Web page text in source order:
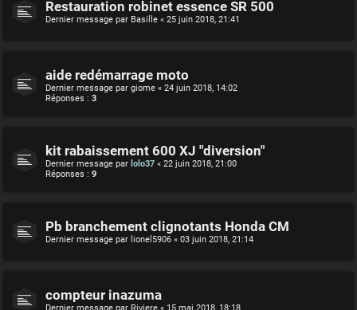
Restauration robinet essence SR 500
Dernier message par Basille « 25 juin 2018, 21:41
aide redémarrage moto
Dernier message par giome « 24 juin 2018, 14:02
Réponses : 3
kit rabaissement 600 XJ "diversion"
Dernier message par lolo37 « 22 juin 2018, 21:00
Réponses : 9
Pb branchement clignotants Honda CM
Dernier message par lionel5906 « 03 juin 2018, 21:14
compteur inazuma